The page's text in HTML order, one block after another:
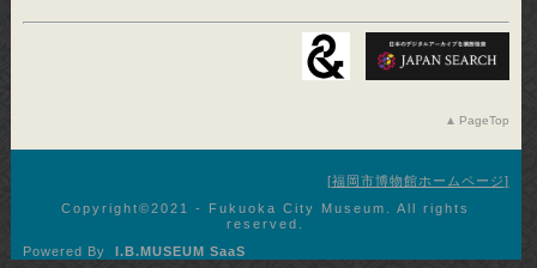
PageTop
福岡市博物館ホームページ
Copyright©︎2021 - Fukuoka City Museum. All rights
reserved.
Powered By
I.B.MUSEUM SaaS